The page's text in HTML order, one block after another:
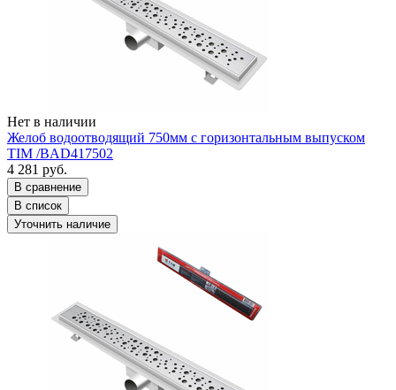
Нет в наличии
Желоб водоотводящий 750мм с горизонтальным выпуском
TIM /BAD417502
4 281 руб.
В сравнение
В список
Уточнить наличие